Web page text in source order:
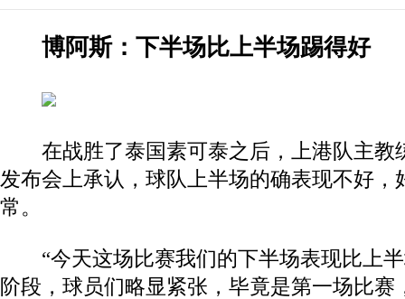
博阿斯：下半场比上半场踢得好
在战胜了泰国素可泰之后，上港队主教
发布会上承认，球队上半场的确表现不好，
常。
“今天这场比赛我们的下半场表现比上半
阶段，球员们略显紧张，毕竟是第一场比赛